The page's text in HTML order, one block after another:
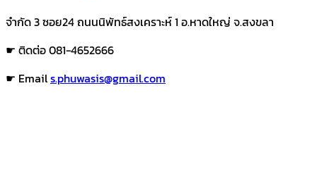
จำกัด 3 ซอย24 ถนนนิพัทธ์สงเคราะห์ 1 อ.หาดใหญ่ จ.สงขลา
☛ ติดต่อ 081-4652666
☛ Emails.phuwasis@gmail.com